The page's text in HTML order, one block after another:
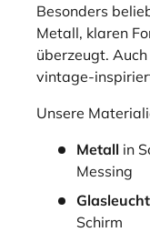
Besonders
Metall, klaren
überzeugt.
vintage-
Unsere
Metall in
Messing
Schirm